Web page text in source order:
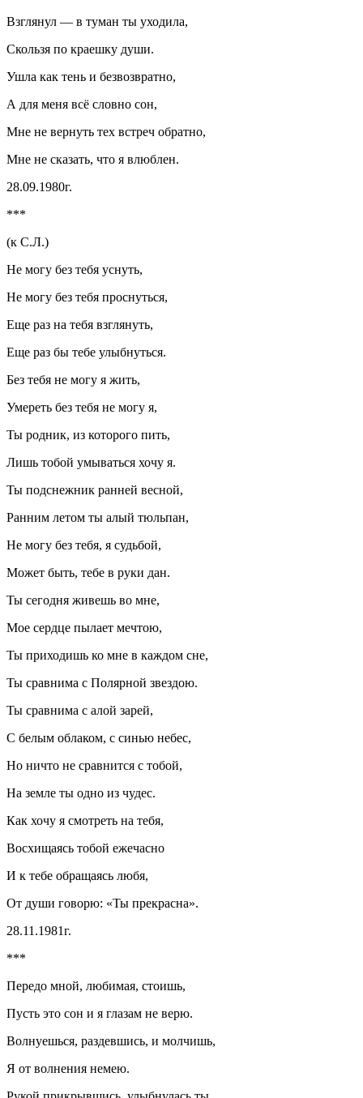
Взглянул — в туман ты уходила,
Скользя по краешку души.
Ушла как тень и безвозвратно,
А для меня всё словно сон,
Мне не вернуть тех встреч обратно,
Мне не сказать, что я влюблен.
28.09.1980г.
***
(к С.Л.)
Не могу без тебя уснуть,
Не могу без тебя проснуться,
Еще раз на тебя взглянуть,
Еще раз бы тебе улыбнуться.
Без тебя не могу я жить,
Умереть без тебя не могу я,
Ты родник, из которого пить,
Лишь тобой умываться хочу я.
Ты подснежник ранней весной,
Ранним летом ты алый тюльпан,
Не могу без тебя, я судьбой,
Может быть, тебе в руки дан.
Ты сегодня живешь во мне,
Мое сердце пылает мечтою,
Ты приходишь ко мне в каждом сне,
Ты сравнима с Полярной звездою.
Ты сравнима с алой зарей,
С белым облаком, с синью небес,
Но ничто не сравнится с тобой,
На земле ты одно из чудес.
Как хочу я смотреть на тебя,
Восхищаясь тобой ежечасно
И к тебе обращаясь любя,
От души говорю: «Ты прекрасна».
28.11.1981г.
***
Передо мной, любимая, стоишь,
Пусть это сон и я глазам не верю.
Волнуешься, раздевшись, и молчишь,
Я от волнения немею.